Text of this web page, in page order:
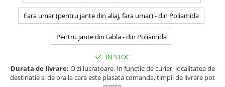
Fara umar (pentru jante din aliaj, fara umar) - din Poliamida
Pentru jante din tabla - din Poliamida
IN STOC
Durata de livrare: O zi lucratoare. In functie de curier, localitatea de
destinatie si de ora la care este plasata comanda, timpii de livrare pot